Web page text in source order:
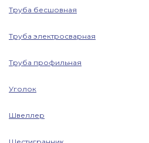
Труба бесшовная
Труба электросварная
Труба профильная
Уголок
Швеллер